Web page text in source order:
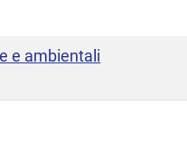
e ambientali